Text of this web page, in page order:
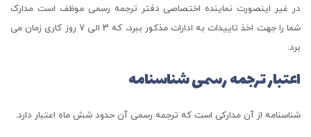
در غیر اینصورت نماینده اختصاصی دفتر ترجمه رسمی موظف است مدارک
شما را جهت اخذ تاییدات به ادارات مذکور ببرد، که 3 الی 7 روز کاری زمان می
برد.
اعتبار ترجمه رسمی شناسنامه
شناسنامه از آن مدارکی است که ترجمه رسمی آن حدود شش ماه اعتبار دارد.